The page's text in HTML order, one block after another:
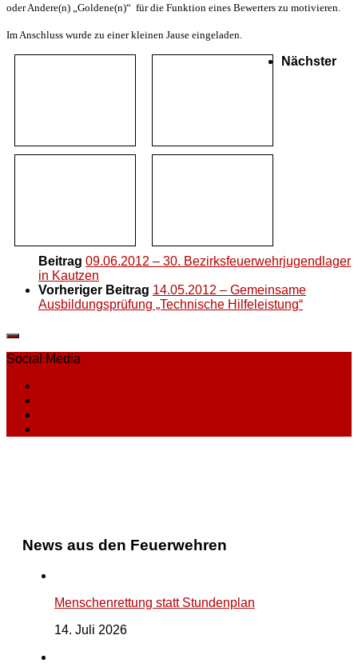
oder Andere(n) „Goldene(n)“ für die Funktion eines Bewerters zu motivieren.
Im Anschluss wurde zu einer kleinen Jause eingeladen.
Nächster
Beitrag 09.06.2012 – 30. Bezirksfeuerwehrjugendlager
in Kautzen
Vorheriger Beitrag 14.05.2012 – Gemeinsame
Ausbildungsprüfung „Technische Hilfeleistung“
Social Media
News aus den Feuerwehren
Menschenrettung statt Stundenplan
14. Juli 2026